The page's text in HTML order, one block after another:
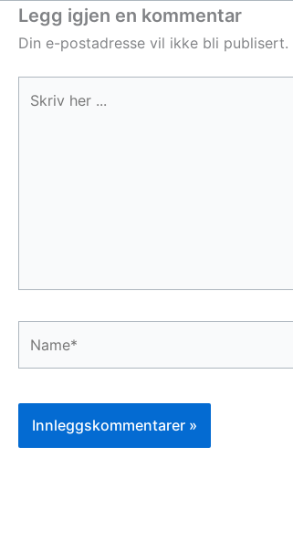
Legg igjen en kommentar
Din e-postadresse vil ikke bli publisert.
her